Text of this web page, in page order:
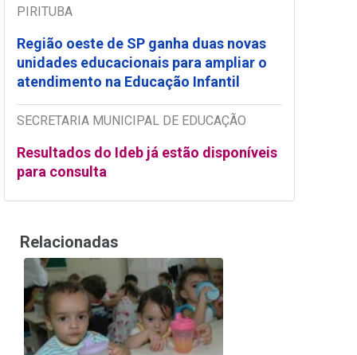
PIRITUBA
Região oeste de SP ganha duas novas
unidades educacionais para ampliar o
atendimento na Educação Infantil
SECRETARIA MUNICIPAL DE EDUCAÇÃO
Resultados do Ideb já estão disponíveis
para consulta
Relacionadas